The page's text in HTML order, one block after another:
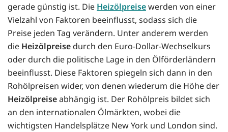
gerade günstig ist. Die Heizölpreisewerden von einer
Vielzahl von Faktoren beeinflusst, sodass sich die
Preise jeden Tag verändern. Unter anderem werden
die Heizölpreise durch den Euro-Dollar-Wechselkurs
oder durch die politische Lage in den Ölförderländern
beeinflusst. Diese Faktoren spiegeln sich dann in den
Rohölpreisen wider, von denen wiederum die Höhe der
Heizölpreiseabhängig ist. Der Rohölpreis bildet sich
an den internationalen Ölmärkten, wobei die
wichtigsten Handelsplätze New York und London sind.